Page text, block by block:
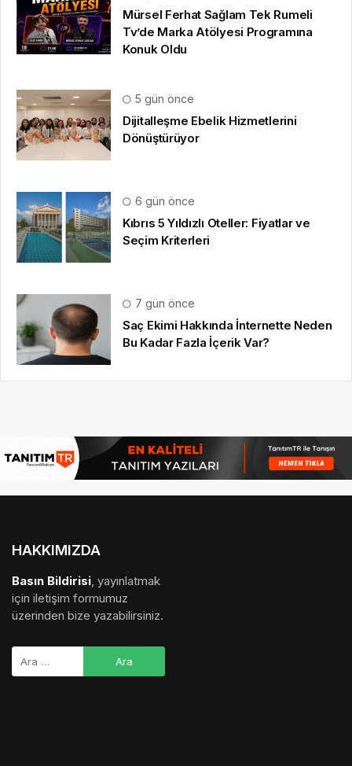
Mürsel Ferhat Sağlam Tek Rumeli
Tv’de Marka Atölyesi Programına
Konuk Oldu
5 gün önce
Dijitalleşme Ebelik Hizmetlerini
Dönüştürüyor
6 gün önce
Kıbrıs 5 Yıldızlı Oteller: Fiyatlar ve
Seçim Kriterleri
7 gün önce
Saç Ekimi Hakkında İnternette Neden
Bu Kadar Fazla İçerik Var?
HAKKIMIZDA
Basın Bildirisi, yayınlatmak
için iletişim formumuz
üzerinden bize yazabilirsiniz.